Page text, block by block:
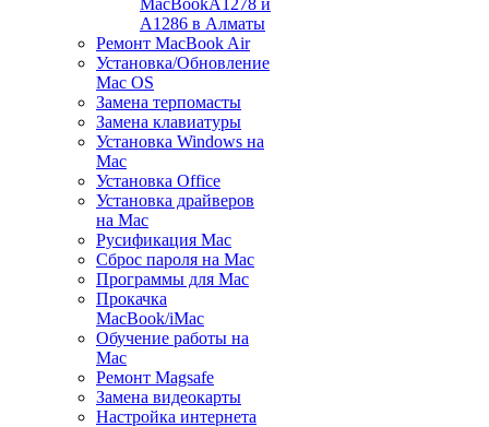
MacBookA1278 и
A1286 в Алматы
Ремонт MacBook Air
Установка/Обновление
Mac OS
Замена терпомасты
Замена клавиатуры
Установка Windows на
Mac
Установка Office
Установка драйверов
на Mac
Русификация Mac
Сброс пароля на Mac
Программы для Mac
Прокачка
MacBook/iMac
Обучение работы на
Mac
Ремонт Magsafe
Замена видеокарты
Настройка интернета